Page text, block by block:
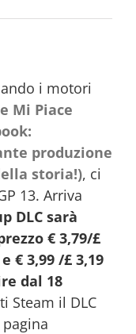
i motori
Mi Piace
produzione
storia!), ci
13. Arriva
DLC sarà
€ 3,79/£
€ 3,99 /£ 3,19
dal 18
Steam il DLC